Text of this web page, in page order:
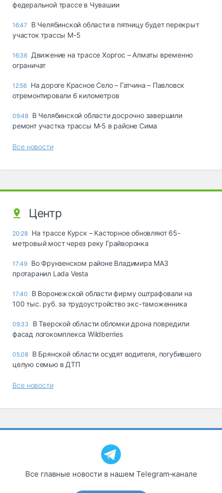
федеральной трассе в Чувашии
16:47
В Челябинской области в пятницу будет перекрыт
участок трассы М-5
16:36 Движение на трассе Хоргос – Алматы временно
ограничат
12:56 На дороге Красное Село – Гатчина – Павловск
отремонтировали 6 километров
09:48 В Челябинской области досрочно завершили
ремонт участка трассы М‑5 в районе Сима
Все новости
Центр
20:28 На трассе Курск – Касторное обновляют 65-
метровый мост через реку Грайворонка
17:49 Во Фрунзенском районе Владимира МАЗ
протаранил Lada Vesta
17:40
В Воронежской области фирму оштрафовали на
100 тыс. руб. за трудоустройство экс-таможенника
09:33
В Тверской области обломки дрона повредили
фасад логокомплекса Wildberries
05.08 В Брянской области осудят водителя, погубившего
целую семью в ДТП
Все новости
Все главные новости в нашем Telegram‑канале